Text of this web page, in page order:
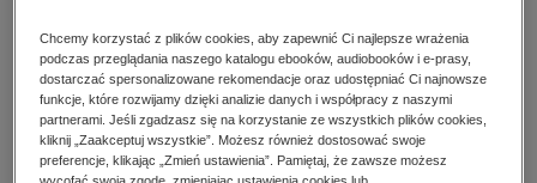
dzienniki
edukacja
hobby, sport, rozrywka
komputery, internet, technologie, informatyka
High-contrast mode
Polecane
Chcemy korzystać z plików cookies, aby zapewnić Ci najlepsze wrażenia
podczas przeglądania naszego katalogu ebooków, audiobooków i e-prasy,
dostarczać spersonalizowane rekomendacje oraz udostępniać Ci najnowsze
funkcje, które rozwijamy dzięki analizie danych i współpracy z naszymi
partnerami. Jeśli zgadzasz się na korzystanie ze wszystkich plików cookies,
kliknij „Zaakceptuj wszystkie”. Możesz również dostosować swoje
preferencje, klikając „Zmień ustawienia”. Pamiętaj, że zawsze możesz